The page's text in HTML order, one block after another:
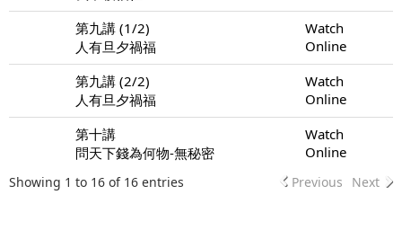
第九講 (1/2)
人有旦夕禍福
Watch
Online
第九講 (2/2)
人有旦夕禍福
Watch
Online
第十講
問天下錢為何物-無秘密
Watch
Online
Showing 1 to 16 of 16 entries Previous Next